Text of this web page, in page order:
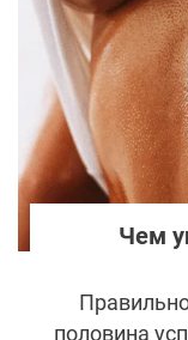
Чем
половина